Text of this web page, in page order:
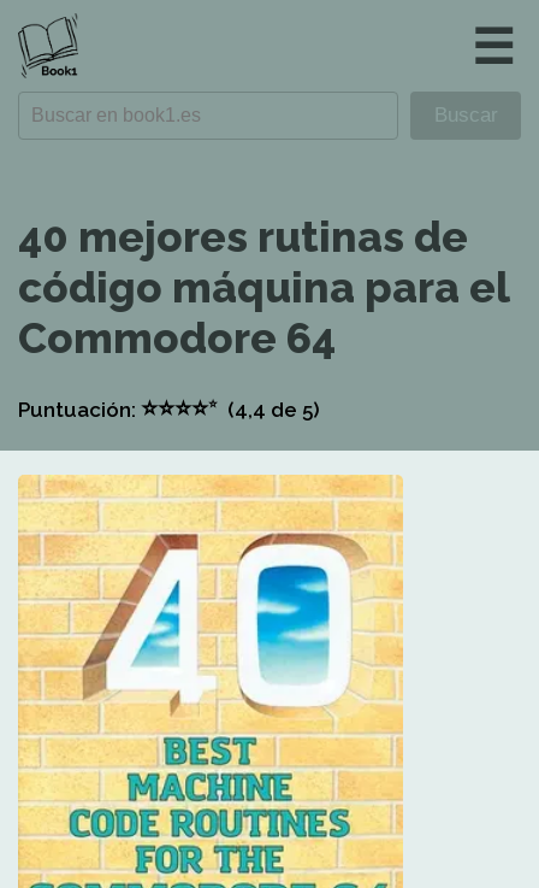
☰
40 mejores rutinas de
código máquina para el
Commodore 64
Puntuación: ⭐⭐⭐⭐⭐ (4,4 de 5)